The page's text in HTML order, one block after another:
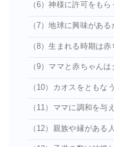
（6）神様に許可をも
（7）地球に興味がある
（8）生まれる時期は
（9）ママと赤ちゃん
（10）カオスをともな
（11）ママに調和を与
（12）親族や縁がある